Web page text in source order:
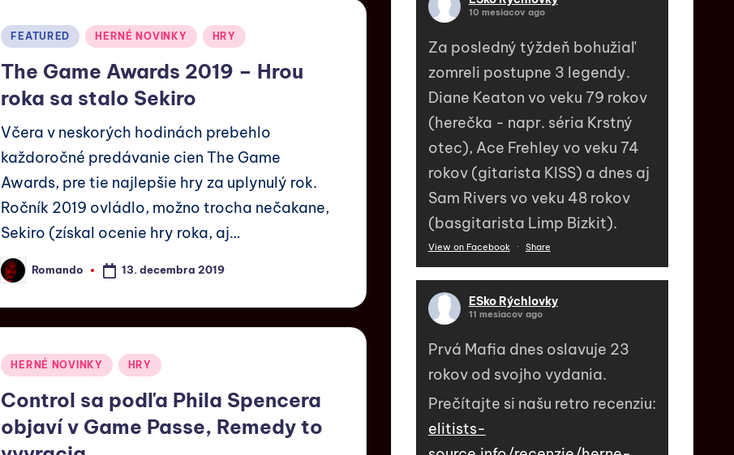
FEATURED HERNÉ NOVINKY HRY
The Game Awards 2019 – Hrou
roka sa stalo Sekiro
Včera v neskorých hodinách prebehlo
každoročné predávanie cien The Game
Awards, pre tie najlepšie hry za uplynulý rok.
Ročník 2019 ovládlo, možno trocha nečakane,
Sekiro (získal ocenie hry roka, aj…
Romando 13. decembra 2019
HERNÉ NOVINKY HRY
Control sa podľa Phila Spencera
objaví v Game Passe, Remedy to
10 mesiacov ago
Za posledný týždeň bohužiaľ
zomreli postupne 3 legendy.
Diane Keaton vo veku 79 rokov
(herečka - napr. séria Krstný
otec), Ace Frehley vo veku 74
rokov (gitarista KISS) a dnes aj
Sam Rivers vo veku 48 rokov
(basgitarista Limp Bizkit).
View on Facebook · Share
ESko Rýchlovky
11 mesiacov ago
Prvá Mafia dnes oslavuje 23
rokov od svojho vydania.
Prečítajte si našu retro recenziu:
elitists-